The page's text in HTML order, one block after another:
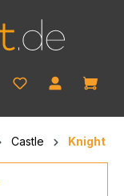
Castle Knight